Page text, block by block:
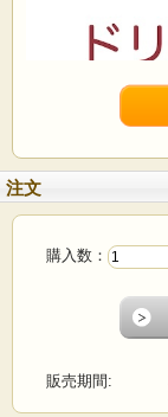
注文
購入数：
販売期間: